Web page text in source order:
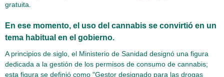
gratuita.
En ese momento, el uso del cannabis se convirtió en un
tema habitual en el gobierno.
A principios de siglo, el Ministerio de Sanidad designó una figura
dedicada a la gestión de los permisos de consumo de cannabis;
esta figura se definió como "Gestor designado para las drogas